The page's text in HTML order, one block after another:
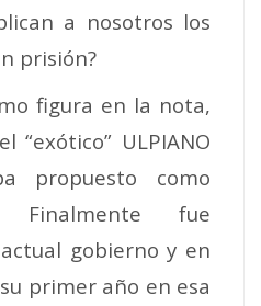
a nosotros los
prisión?
figura en la nota,
“exótico” ULPIANO
propuesto como
Finalmente fue
gobierno y en
primer año en esa